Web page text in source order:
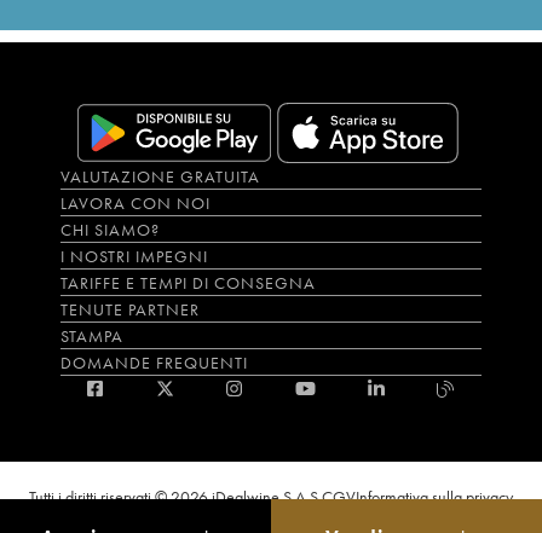
VALUTAZIONE GRATUITA
LAVORA CON NOI
CHI SIAMO?
I NOSTRI IMPEGNI
TARIFFE E TEMPI DI CONSEGNA
TENUTE PARTNER
STAMPA
DOMANDE FREQUENTI
Tutti i diritti riservati © 2026 iDealwine S.A.S.CGVInformativa sulla privacy